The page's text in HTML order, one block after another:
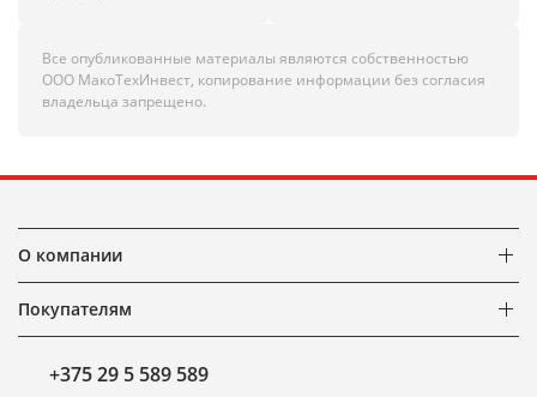
Все опубликованные материалы являются собственностью
ООО МакоТехИнвест, копирование информации без согласия
владельца запрещено.
О компании
Покупателям
+375 29 5 589 589